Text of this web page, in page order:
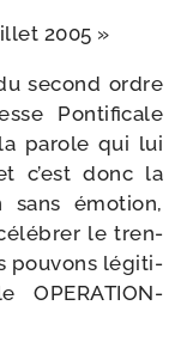
2005 »
second ordre
Pontificale
parole qui lui
c’est donc la
sans émo­tion,
le tren­
pou­vons légi­ti­
OPERATION-